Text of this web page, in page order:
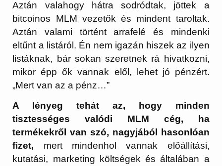
Aztán valahogy hátra sodródtak, jöttek a
bitcoinos MLM vezetők és mindent taroltak.
Aztán valami történt arrafelé és mindenki
eltűnt a listáról. Én nem igazán hiszek az ilyen
listáknak, bár sokan szeretnek rá hivatkozni,
mikor épp ők vannak elől, lehet jó pénzért.
„Mert van az a pénz…”
A lényeg tehát az, hogy minden
tisztességes valódi MLM cég, ha
termékekről van szó, nagyjából hasonlóan
fizet, mert mindenhol vannak előállítási,
kutatási, marketing költségek és általában a